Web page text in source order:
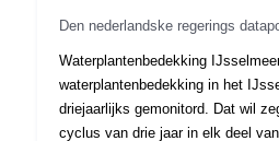
veldwaarnemingen.In deze
de jaren 2011 tot en met 2018.
van 0-3 meter diepte gekarteerd.
"Puntenkaart veldwaarnemingen"
van de meetpunten. Let op!
Den nederlandske regerings
Waterplantenbedekking
waterplantenbedekking in het
driejaarlijks gemonitord. Dat wil
cyclus van drie jaar in elk deel